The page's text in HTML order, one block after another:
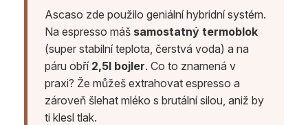
Ascaso zde použilo geniální hybridní systém.
Na espresso máš samostatný termoblok
(super stabilní teplota, čerstvá voda) a na
páru obří 2,5l bojler. Co to znamená v
praxi? Že můžeš extrahovat espresso a
zároveň šlehat mléko s brutální silou, aniž by
ti klesl tlak.